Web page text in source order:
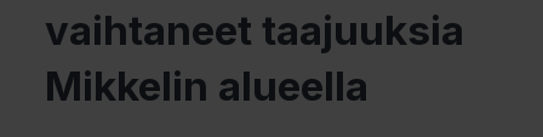
vaihtaneet taajuuksia
Mikkelin alueella